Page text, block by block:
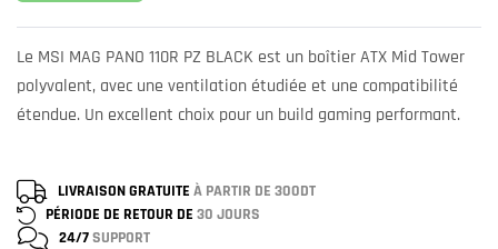
Le MSI MAG PANO 110R PZ BLACK est un boîtier ATX Mid Tower
polyvalent, avec une ventilation étudiée et une compatibilité
étendue. Un excellent choix pour un build gaming performant.
LIVRAISON GRATUITE À PARTIR DE 300DT
PÉRIODE DE RETOUR DE 30 JOURS
24/7SUPPORT